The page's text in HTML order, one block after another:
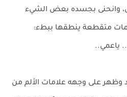
وانحنى بجسده بعض الشيء
متقطعة ينطقها ببطء:
ياعمي..
وظهر على وجهه علامات الألم من